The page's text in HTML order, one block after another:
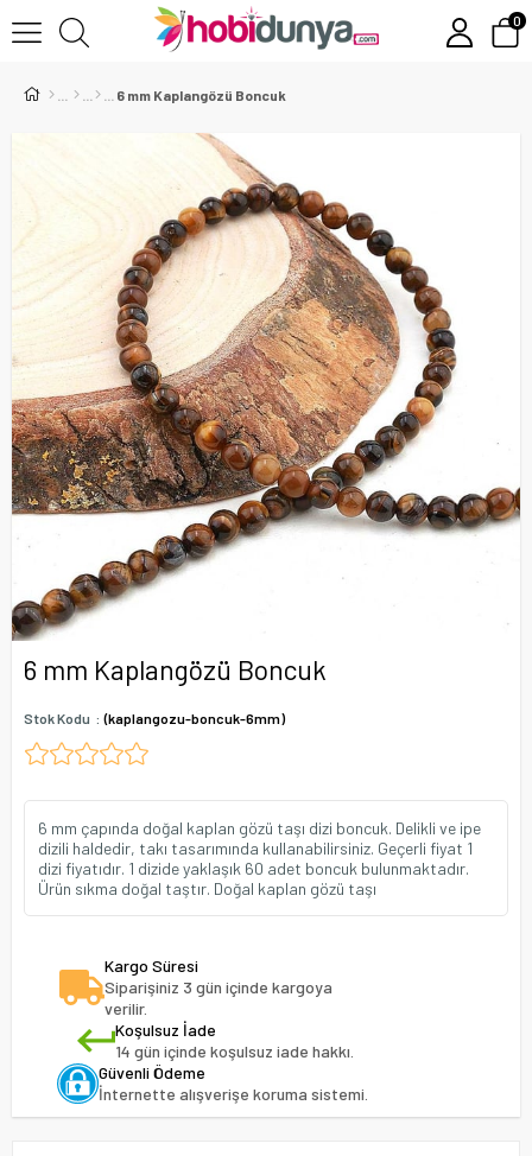
0
6 mm Kaplangözü Boncuk
6 mm Kaplangözü Boncuk
Stok Kodu (kaplangozu-boncuk-6mm)
6 mm çapında doğal kaplan gözü taşı dizi boncuk. Delikli ve ipe
dizili haldedir, takı tasarımında kullanabilirsiniz. Geçerli fiyat 1
dizi fiyatıdır. 1 dizide yaklaşık 60 adet boncuk bulunmaktadır.
Ürün sıkma doğal taştır. Doğal kaplan gözü taşı
Kargo Süresi
Siparişiniz 3 gün içinde kargoya
verilir.
Koşulsuz İade
14 gün içinde koşulsuz iade hakkı.
Güvenli Ödeme
İnternette alışverişe koruma sistemi.